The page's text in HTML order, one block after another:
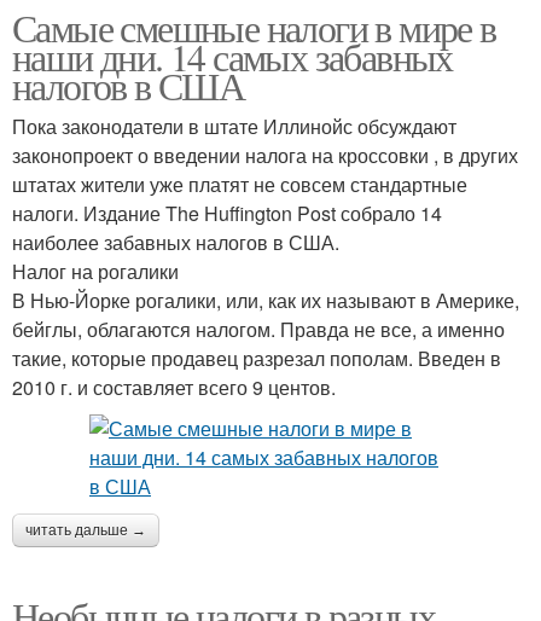
Самые смешные налоги в мире в
наши дни. 14 самых забавных
налогов в США
Пока законодатели в штате Иллинойс обсуждают
законопроект о введении налога на кроссовки , в других
штатах жители уже платят не совсем стандартные
налоги. Издание The Huffington Post собрало 14
наиболее забавных налогов в США.
Налог на рогалики
В Нью-Йорке рогалики, или, как их называют в Америке,
бейглы, облагаются налогом. Правда не все, а именно
такие, которые продавец разрезал пополам. Введен в
2010 г. и составляет всего 9 центов.
читать дальше →